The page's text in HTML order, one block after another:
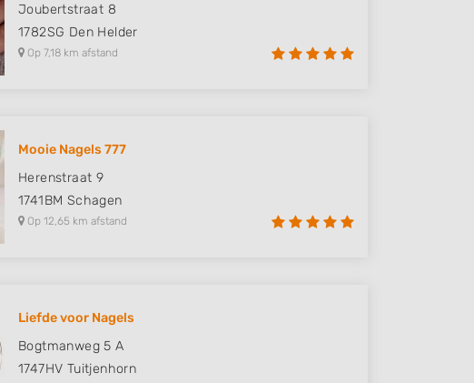
Joubertstraat 8
1782SG Den Helder
Op 7,18 km afstand
Mooie Nagels 777
Herenstraat 9
1741BM Schagen
Op 12,65 km afstand
Liefde voor Nagels
Bogtmanweg 5 A
1747HV Tuitjenhorn